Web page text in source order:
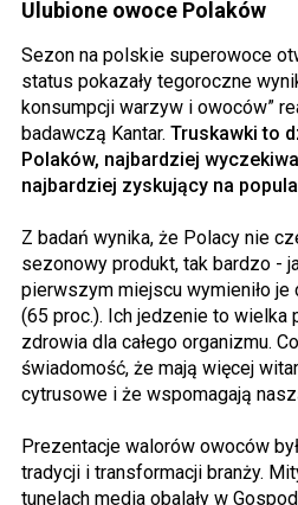
Ulubione owoce Polaków
Sezon na polskie superowoce
status pokazały tegoroczne
konsumpcji warzyw i owoców”
badawczą Kantar. Truskawki to
Polaków, najbardziej
najbardziej zyskujący na
Z badań wynika, że Polacy nie
sezonowy produkt, tak bardzo -
pierwszym miejscu wymieniło
(65 proc.). Ich jedzenie to wielka
zdrowia dla całego organizmu.
świadomość, że mają więcej
cytrusowe i że wspomagają
Prezentacje walorów owoców
tradycji i transformacji branży.
tunelach media obalały w